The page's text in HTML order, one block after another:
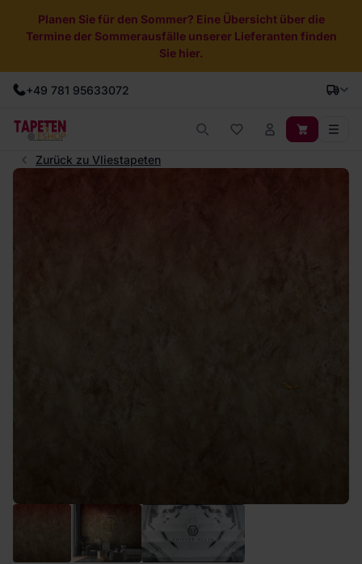
Planen Sie für den Sommer? Eine Übersicht über die
Termine der Sommerausfälle unserer Lieferanten finden
Sie hier.
+49 781 95633072
Zurück zu Vliestapeten